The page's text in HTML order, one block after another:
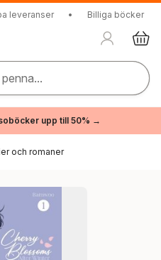
leveranser • Billiga böcker
upp till 50% →
och romaner